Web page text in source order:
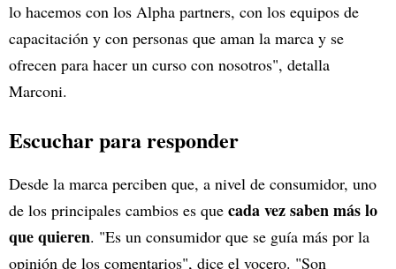
lo hacemos con los Alpha partners, con los equipos de
capacitación y con personas que aman la marca y se
ofrecen para hacer un curso con nosotros", detalla
Marconi.
Escuchar para responder
Desde la marca perciben que, a nivel de consumidor, uno
de los principales cambios es que cada vez saben más lo
que quieren. "Es un consumidor que se guía más por la
opinión de los comentarios", dice el vocero. "Son